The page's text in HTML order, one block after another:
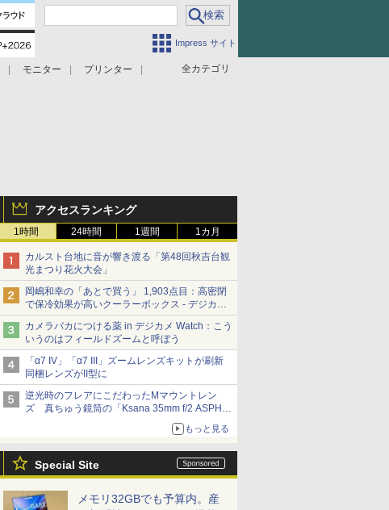
Impress サイト
全カテゴリ
モニター
プリンター
アクセスランキング
1時間 24時間 1週間 1カ月
カルスト台地に音が響き渡る「第48回秋吉台観
光まつり花火大会」
岡嶋和幸の「あとで買う」 1,903点目：高密閉
で保冷効果が高いクーラーボックス - デジカメ
Watch
カメラバカにつける薬 in デジカメ Watch：こう
いうのはフィールドズームと呼ぼう
「α7 IV」「α7 III」ズームレンズキットが刷新
同梱レンズがII型に
逆光時のフレアにこだわったMマウントレン
ズ 真ちゅう鏡筒の「Ksana 35mm f/2 ASPH.
もっと見る
Special Site
メモリ32GBでも予算内。産